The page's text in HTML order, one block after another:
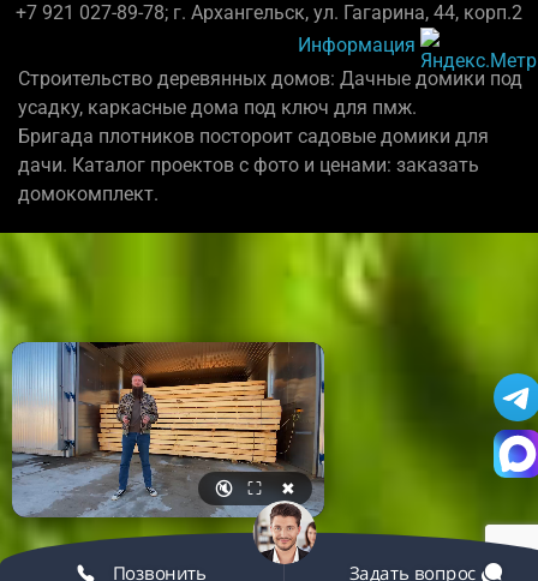
+7 921 027-89-78; г. Архангельск, ул. Гагарина, 44, корп.2
Информация
Строительство деревянных домов: Дачные домики под
усадку, каркасные дома под ключ для пмж.
Бригада плотников постороит садовые домики для
дачи. Каталог проектов с фото и ценами: заказать
домокомплект.
🔇 ⛶ ✖
Позвонить Задать вопрос